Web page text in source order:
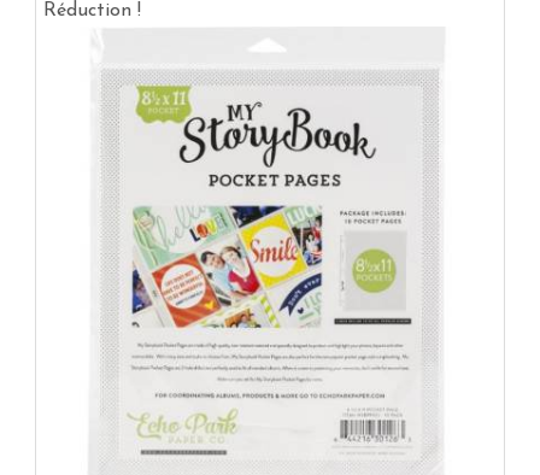
Réduction !